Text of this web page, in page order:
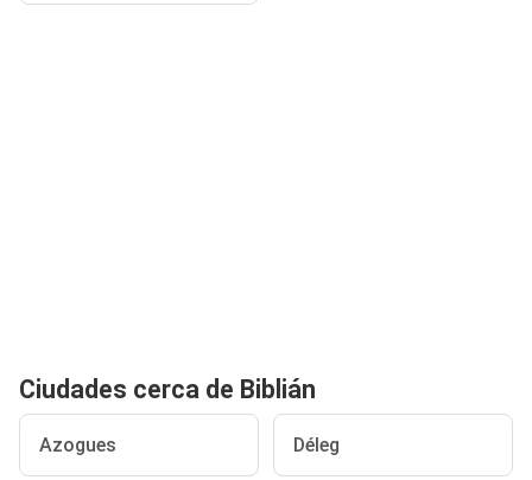
Ciudades cerca de Biblián
Azogues Déleg